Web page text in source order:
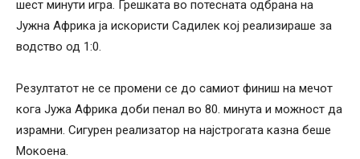
шест минути игра. Грешката во потесната одбрана на
Јужна Африка ја искористи Садилек кој реализираше за
водство од 1:0.
Резултатот не се промени се до самиот финиш на мечот
кога Јужа Африка доби пенал во 80. минута и можност да
израмни. Сигурен реализатор на најстрогата казна беше
Мокоена.